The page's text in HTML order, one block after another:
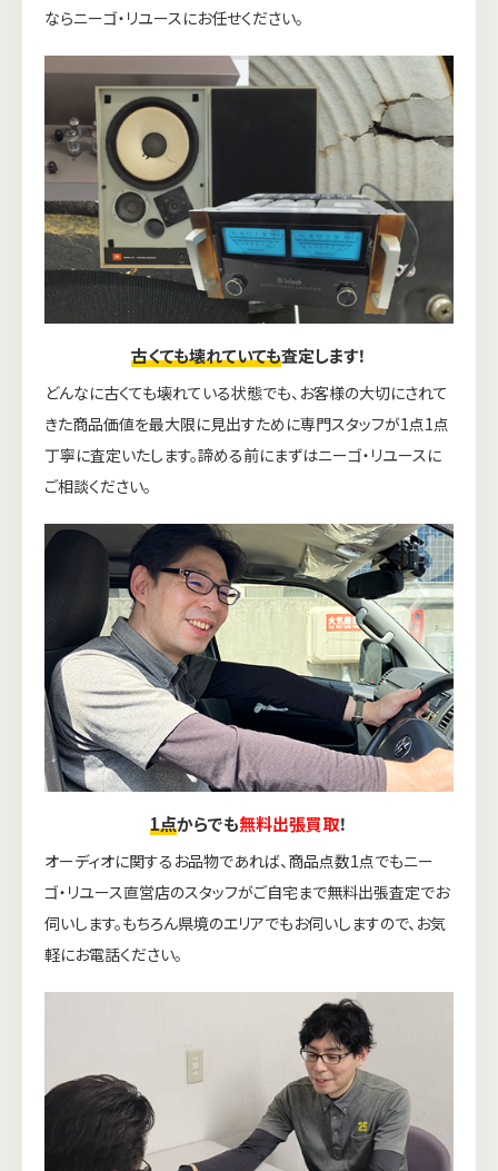
ならニーゴ・リユースにお任せください。
古くても壊れていても査定します！
どんなに古くても壊れている状態でも、お客様の大切にされて
きた商品価値を最大限に見出すために専門スタッフが1点1点
丁寧に査定いたします。諦める前にまずはニーゴ・リユースに
ご相談ください。
1点からでも無料出張買取！
オーディオに関するお品物であれば、商品点数1点でもニー
ゴ・リユース直営店のスタッフがご自宅まで無料出張査定でお
伺いします。もちろん県境のエリアでもお伺いしますので、お気
軽にお電話ください。